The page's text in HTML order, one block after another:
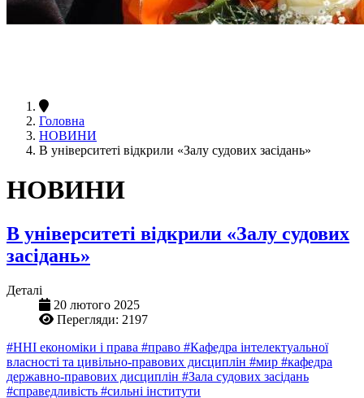
Головна
НОВИНИ
В університеті відкрили «Залу судових засідань»
НОВИНИ
В університеті відкрили «Залу судових
засідань»
Деталі
20 лютого 2025
Перегляди: 2197
#ННІ економіки і права #право #Кафедра інтелектуальної
власності та цивільно-правових дисциплін #мир #кафедра
державно-правових дисциплін #Зала судових засідань
#справедливість #сильні інститути